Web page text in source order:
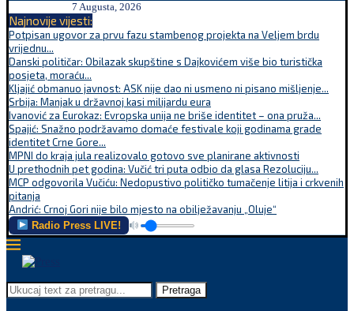
7 Augusta, 2026
Najnovije vijesti:
Potpisan ugovor za prvu fazu stambenog projekta na Veljem brdu
vrijednu...
Danski političar: Obilazak skupštine s Dajkovićem više bio turistička
posjeta, moraću...
Kljajić obmanuo javnost: ASK nije dao ni usmeno ni pisano mišljenje...
Srbija: Manjak u državnoj kasi milijardu eura
Ivanović za Eurokaz: Evropska unija ne briše identitet – ona pruža...
Spajić: Snažno podržavamo domaće festivale koji godinama grade
identitet Crne Gore...
MPNI do kraja jula realizovalo gotovo sve planirane aktivnosti
U prethodnih pet godina: Vučić tri puta odbio da glasa Rezoluciju...
MCP odgovorila Vučiću: Nedopustivo političko tumačenje litija i crkvenih
pitanja
Andrić: Crnoj Gori nije bilo mjesto na obilježavanju „Oluje“
Radio Press LIVE!
Pretraga